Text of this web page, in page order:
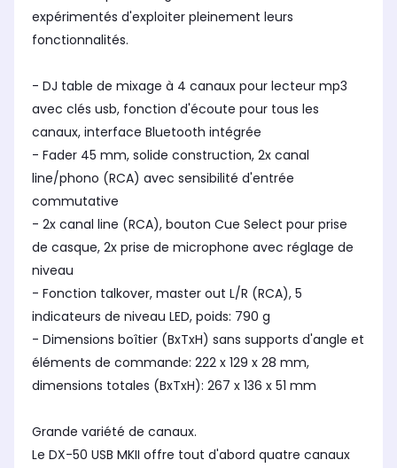
expérimentés d'exploiter pleinement leurs
fonctionnalités.
- DJ table de mixage à 4 canaux pour lecteur mp3
avec clés usb, fonction d'écoute pour tous les
canaux, interface Bluetooth intégrée
- Fader 45 mm, solide construction, 2x canal
line/phono (RCA) avec sensibilité d'entrée
commutative
- 2x canal line (RCA), bouton Cue Select pour prise
de casque, 2x prise de microphone avec réglage de
niveau
- Fonction talkover, master out L/R (RCA), 5
indicateurs de niveau LED, poids: 790 g
- Dimensions boîtier (BxTxH) sans supports d'angle et
éléments de commande: 222 x 129 x 28 mm,
dimensions totales (BxTxH): 267 x 136 x 51 mm
Grande variété de canaux.
Le DX-50 USB MKII offre tout d'abord quatre canaux